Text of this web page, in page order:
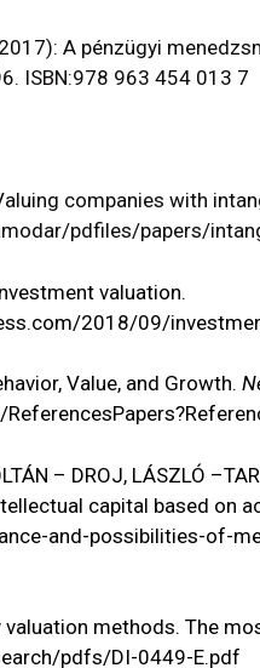
A pénzügyi
ISBN:978 963 454 013 7
companies with
pdfiles/papers/
valuation.
2018/09/
Value, and Growth.
– DROJ, LÁSZLÓ
capital based on
and-possibilities-of-
valuation methods. The
pdfs/DI-0449-E.pdf